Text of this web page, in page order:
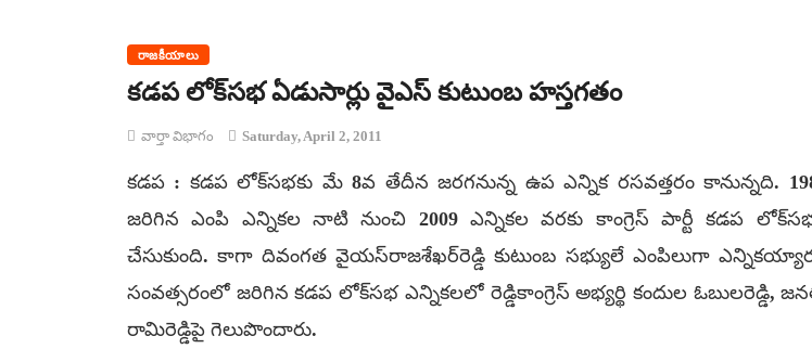
రాజకీయాలు
కడప లోక్‌సభ ఏడుసార్లు వైఎస్ కుటుంబ హస్తగతం
వార్తా విభాగం Saturday, April 2, 2011
కడప : కడప లోక్‌సభకు మే 8వ తేదీన జరగనున్న ఉప ఎన్నిక రసవత్తరం కానున్నది.
జరిగిన ఎంపి ఎన్నికల నాటి నుంచి 2009 ఎన్నికల వరకు కాంగ్రెస్ పార్టీ కడప
చేసుకుంది. కాగా దివంగత వైయస్‌రాజశేఖర్‌రెడ్డి కుటుంబ సభ్యులే ఎంపిలుగా
సంవత్సరంలో జరిగిన కడప లోక్‌సభ ఎన్నికలలో రెడ్డికాంగ్రెస్ అభ్యర్థి కందుల ఓబులరెడ్డి,
రామిరెడ్డిపై గెలుపొందారు.